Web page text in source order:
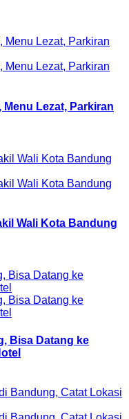
Lezat, Parkiran
Wali Kota Bandung
Bisa Datang ke